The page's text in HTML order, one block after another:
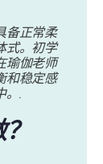
备正常柔
式。初学
瑜伽老师
和稳定感
.